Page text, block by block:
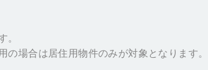
。
場合は居住用物件のみが対象となります。